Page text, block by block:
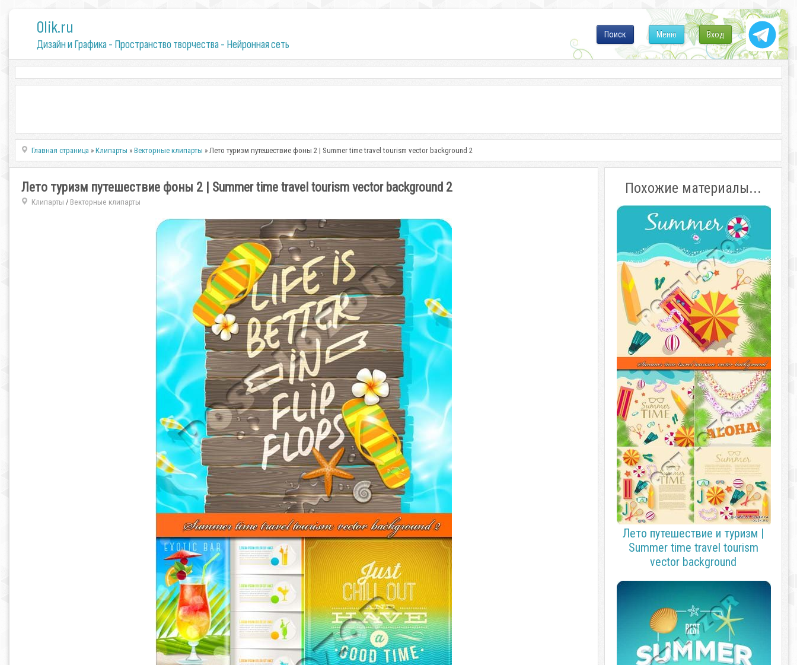
0lik.ru
Дизайн и Графика - Пространство творчества - Нейронная сеть
Вход
Меню
Поиск
Главная страница »Клипарты »Векторные клипарты » Лето туризм путешествие фоны 2 | Summer time travel tourism vector background 2
Лето туризм путешествие фоны 2 | Summer time travel tourism vector background 2
Клипарты / Векторные клипарты
Похожие материалы...
Лето путешествие и туризм |
Summer time travel tourism
vector background